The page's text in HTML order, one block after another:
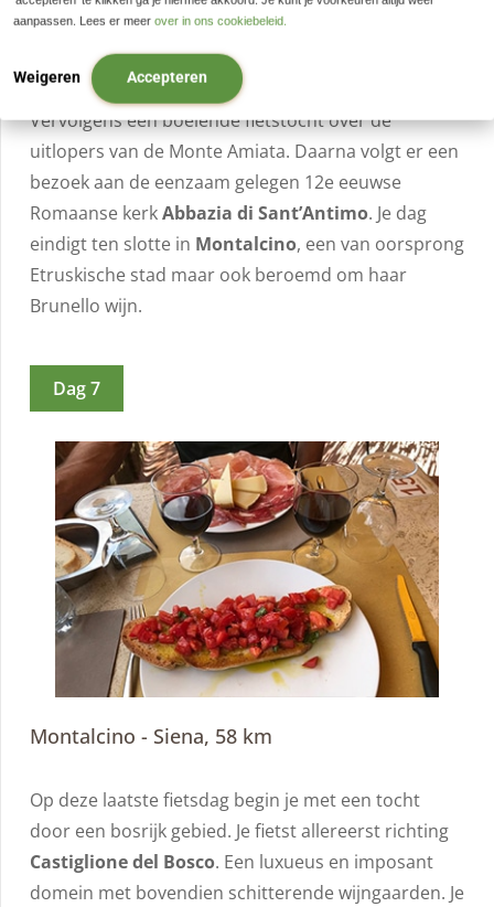
aanpassen. Lees er meer over in ons cookiebeleid.
Weigeren Accepteren
en tevensUNESCO site Val d’Orcia
d’Orcia breng je eerst een bezoek aan
Vignoli, een dorp met een groot warmwaterbassin.
Vervolgens een boeiende fietstocht over de
uitlopers van de Monte Amiata. Daarna volgt er een
bezoek aan de eenzaam gelegen 12e eeuwse
Romaanse kerkAbbazia di Sant’Antimo. Je dag
eindigt ten slotte in Montalcino, een van oorsprong
Etruskische stad maar ook beroemd om haar
Brunello wijn.
Dag 7
Montalcino - Siena, 58 km
Op deze laatste fietsdag begin je met een tocht
door een bosrijk gebied. Je fietst allereerst richting
Castiglione del Bosco. Een luxueus en imposant
domein met bovendien schitterende wijngaarden. Je